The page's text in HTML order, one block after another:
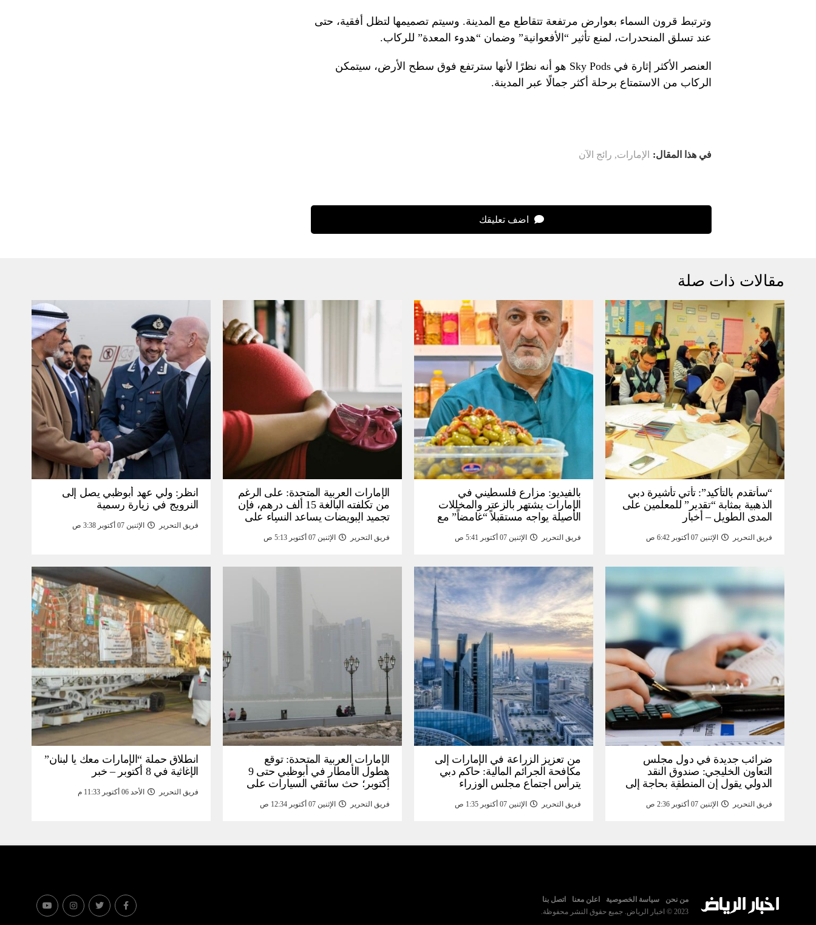
وترتبط قرون السماء بعوارض مرتفعة تتقاطع مع المدينة. وسيتم تصميمها لتظل أفقية، حتى
عند تسلق المنحدرات، لمنع تأثير “الأفعوانية” وضمان “هدوء المعدة” للركاب.
العنصر الأكثر إثارة في Sky Pods هو أنه نظرًا لأنها سترتفع فوق سطح الأرض، سيتمكن
الركاب من الاستمتاع برحلة أكثر جمالًا عبر المدينة.
في هذا المقال: الإمارات, رائج الآن
اضف تعليقك
مقالات ذات صلة
“سأتقدم بالتأكيد”: تأتي تأشيرة دبي
الذهبية بمثابة “تقدير” للمعلمين على
المدى الطويل – أخبار
فريق التحرير الإثنين 07 أكتوبر 6:42 ص
بالفيديو: مزارع فلسطيني في
الإمارات يشتهر بالزعتر والمخللات
الأصيلة يواجه مستقبلاً “غامضاً” ​​مع
خبر
فريق التحرير الإثنين 07 أكتوبر 5:41 ص
الإمارات العربية المتحدة: على الرغم
من تكلفته البالغة 15 ألف درهم، فإن
تجميد البويضات يساعد النساء على
أخبار
فريق التحرير الإثنين 07 أكتوبر 5:13 ص
انظر: ولي عهد أبوظبي يصل إلى
النرويج في زيارة رسمية
فريق التحرير الإثنين 07 أكتوبر 3:38 ص
ضرائب جديدة في دول مجلس
التعاون الخليجي: صندوق النقد
الدولي يقول إن المنطقة بحاجة إلى
الشركات – أخبار
فريق التحرير الإثنين 07 أكتوبر 2:36 ص
من تعزيز الزراعة في الإمارات إلى
مكافحة الجرائم المالية: حاكم دبي
يترأس اجتماع مجلس الوزراء
فريق التحرير الإثنين 07 أكتوبر 1:35 ص
الإمارات العربية المتحدة: توقع
هطول الأمطار في أبوظبي حتى 9
أكتوبر؛ حث سائقي السيارات على
فريق التحرير الإثنين 07 أكتوبر 12:34 ص
انطلاق حملة “الإمارات معك يا لبنان”
الإغاثية في 8 أكتوبر – خبر
فريق التحرير الأحد 06 أكتوبر 11:33 م
من نحن سياسة الخصوصية اعلن معنا
اتصل بنا
2023 © اخبار الرياض. جميع حقوق النشر محفوظة.